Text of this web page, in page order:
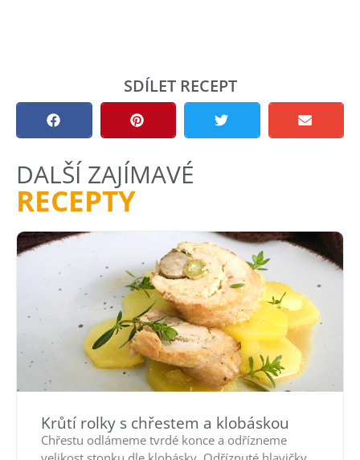
SDÍLET RECEPT
DALŠÍ ZAJÍMAVÉ
RECEPTY
Krůtí rolky s chřestem a klobáskou
Chřestu odlámeme tvrdé konce a odřízneme